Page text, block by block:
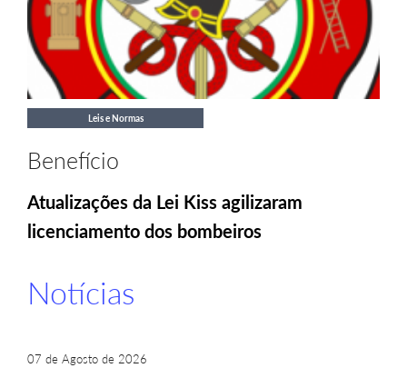
Leis e Normas
Benefício
Atualizações da Lei Kiss agilizaram
licenciamento dos bombeiros
Notícias
07 de Agosto de 2026